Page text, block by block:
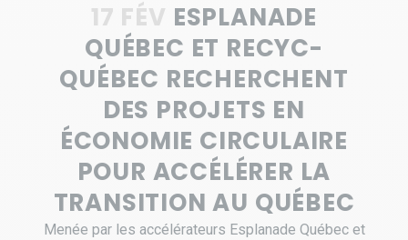
17 FÉV ESPLANADE
QUÉBEC ET RECYC-
QUÉBEC RECHERCHENT
DES PROJETS EN
ÉCONOMIE CIRCULAIRE
POUR ACCÉLÉRER LA
TRANSITION AU QUÉBEC
Menée par les accélérateurs Esplanade Québec et